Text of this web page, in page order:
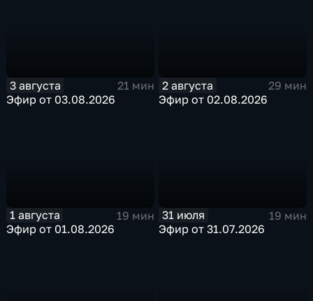
3 августа
21 мин
Эфир от 03.08.2026
2 августа
29 мин
Эфир от 02.08.2026
1 августа
19 мин
Эфир от 01.08.2026
31 июля
19 мин
Эфир от 31.07.2026